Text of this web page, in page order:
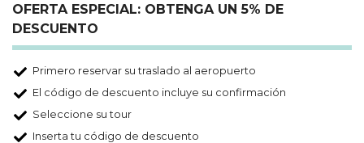
OFERTA ESPECIAL: OBTENGA UN 5% DE
DESCUENTO
Primero reservar su traslado al aeropuerto
El código de descuento incluye su confirmación
Seleccione su tour
Inserta tu código de descuento